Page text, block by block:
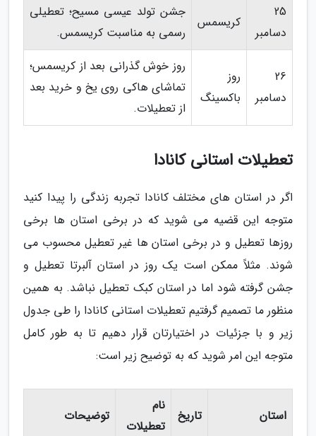
25
دسامبر
کریسمس
جشن تولد عیسی مسیح؛ تعطیلی
رسمی به مناسبت کریسمس.
26
دسامبر
روز
باکسینگ
روز خوش گذرانی بعد از کریسمس؛
تماشای هاکی روی یخ و خرید بعد
از تعطیلات.
تعطیلات استانی کانادا
اگر در استان های مختلف کانادا تجربه زندگی را پیدا کنید
متوجه این قضیه می شوید که در برخی استان ها برخی
روزها تعطیل و در برخی استان ها غیر تعطیل محسوب می
شوند. مثلاً ممکن است یک روز در استان آلبرتا تعطیل و
جشن گرفته شود اما در استان کبک تعطیل نباشد. به همین
منظور ما تصمیم گرفتیم تعطیلات استانی کانادا را طی جدول
زیر و با جزئیات در اختیارتان قرار دهیم تا به طور کامل
متوجه این امر شوید که به توضیح زیر است:
استان تاریخ
نام
تعطیلات
توضیحات